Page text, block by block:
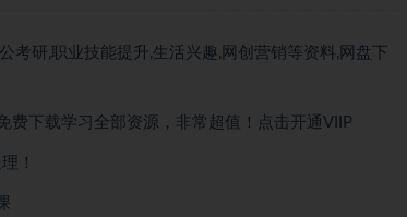
考研,职业技能提升,生活兴趣,网创营销等资料,网盘下
费下载学习全部资源，非常超值！点击开通VIIP
！